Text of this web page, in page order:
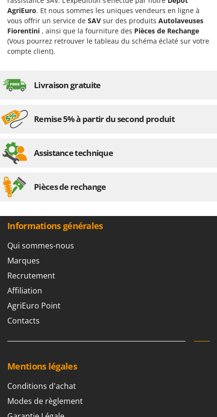
New O.M.R.A.
Nilfisk
Ninja
Novatec
NuovaFac
O
Officine Savioli
Olix
Oriental Koshin
P
Palazzetti
Palumbo Pavi
Partisani
Paterlini
Philips
R.G.V.
Rato
AgriEuro. Et nous sommes les uniques vendeurs en ligne à
vous offrir un service de SAV sur des produits Autolaveuses
Fiorentini , ainsi que la fourniture des Pièces de Rechange
(Vous pourrez retrouver le tableau du schéma éclaté sur votre
compte client).
Livraison gratuite
Remise 5% à partir du second produit
Assistance technique
Pièces de rechange
Informations générales
Qui sommes-nous
Marques
Recrutement
Affiliation
AgriEuro Point
Contacts
Mentions légales
Conditions d'achat
Modes de règlement